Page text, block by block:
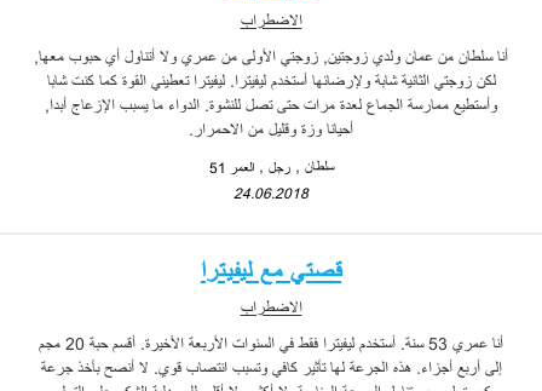
الاضطراب
أنا سلطان من عمان ولدي زوجتين, زوجتي الأولى من عمري ولا أتناول أي حبوب معها,
لكن زوجتي الثانية شابة ولإرضائها أستخدم ليفيترا. ليفيترا تعطيني القوة كما كنت شابا
وأستطيع ممارسة الجماع لعدة مرات حتى تصل للنشوة. الدواء ما يسبب الإزعاج أبدا,
أحيانا وزة وقليل من الاحمرار.
سلطان رجل
العمر 51
24.06.2018
قصتي مع ليفيترا
الاضطراب
أنا عمري 53 سنة. أستخدم ليفيترا فقط في السنوات الأربعة الأخيرة. أقسم حبة 20 مجم
إلى أربع أجزاء. هذه الجرعة لها تأثير كافي وتسبب انتصاب قوي. لا أنصح بأخذ جرعة